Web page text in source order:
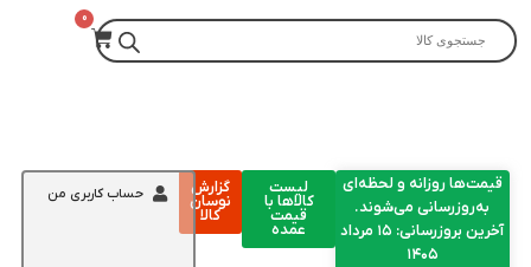
قیمت‌ها روزانه و لحظه‌ای
به‌روزرسانی می‌شوند.
آخرین بروزرسانی: ۱۵ مرداد
۱۴۰۵
لیست
کالاها با
قیمت
عمده
گزارش
نوسان
کالا
حساب کاربری من